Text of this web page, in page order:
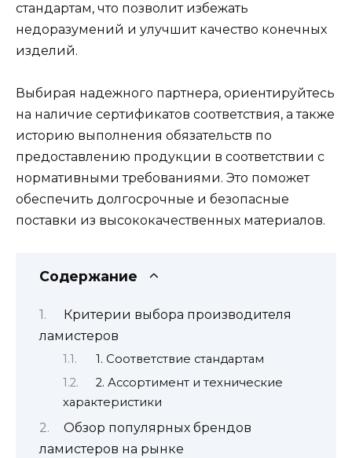
стандартам, что позволит избежать
недоразумений и улучшит качество конечных
изделий.
Выбирая надежного партнера, ориентируйтесь
на наличие сертификатов соответствия, а также
историю выполнения обязательств по
предоставлению продукции в соответствии с
нормативными требованиями. Это поможет
обеспечить долгосрочные и безопасные
поставки из высококачественных материалов.
Содержание
Критерии выбора производителя
ламистеров
1. Соответствие стандартам
2. Ассортимент и технические
характеристики
Обзор популярных брендов
ламистеров на рынке